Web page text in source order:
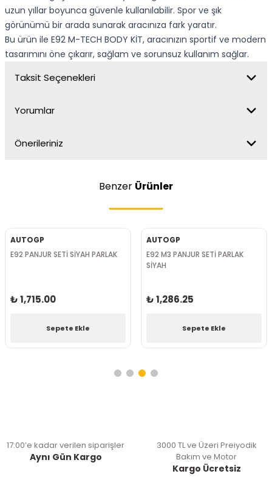
uzun yıllar boyunca güvenle kullanılabilir. Spor ve şık
görünümü bir arada sunarak aracınıza fark yaratır.
Bu ürün ile E92 M-TECH BODY KİT, aracınızın sportif ve modern
tasarımını öne çıkarır, sağlam ve sorunsuz kullanım sağlar.
Taksit Seçenekleri
Yorumlar
Önerileriniz
Benzer Ürünler
AUTOGP
E92 PANJUR SETİ SİYAH PARLAK
₺ 1,715.00
Sepete Ekle
AUTOGP
E92 M3 PANJUR SETİ PARLAK
SİYAH
₺ 1,286.25
Sepete Ekle
17:00’e kadar verilen siparişler
Aynı Gün Kargo
3000 TL ve Üzeri Preiyodik
Bakım ve Motor
Kargo Ücretsiz